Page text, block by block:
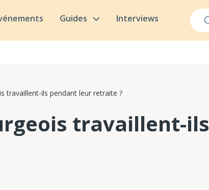
Guides Interviews
travaillent-ils pendant leur retraite ?
travaillent-ils